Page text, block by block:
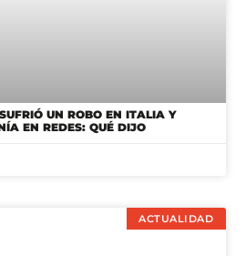
UN ROBO EN ITALIA Y
EN REDES: QUÉ DIJO
ACTUALIDAD